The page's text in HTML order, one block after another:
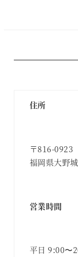
住所
〒816-0923
福岡県大野
営業時間
平日 9:00〜